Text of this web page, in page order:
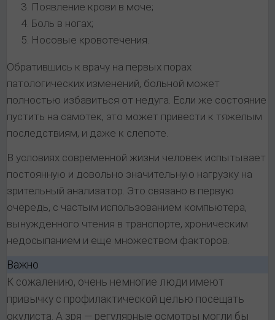
Появление крови в моче;
Боль в ногах;
Носовые кровотечения.
Обратившись к врачу на первых порах
патологических изменений, больной может
полностью избавиться от недуга. Если же состояние
пустить на самотек, это может привести к тяжелым
последствиям, и даже к слепоте.
В условиях современной жизни человек испытывает
постоянную и довольно значительную нагрузку на
зрительный анализатор. Это связано в первую
очередь, с частым использованием компьютера,
вынужденного чтения в транспорте, хроническим
недосыпанием и еще множеством факторов.
Важно
К сожалению, очень немногие люди имеют
привычку с профилактической целью посещать
окулиста. А зря — регулярные осмотры могли бы